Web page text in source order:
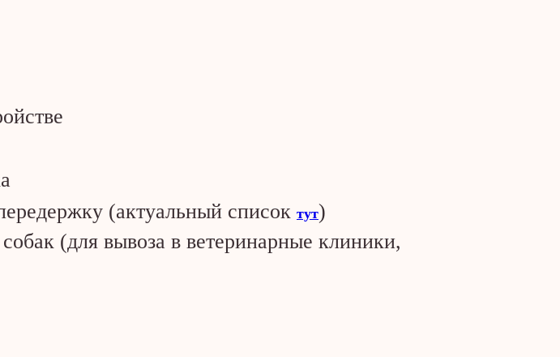
(актуальный список тут)
(для вывоза в ветеринарные клиники,